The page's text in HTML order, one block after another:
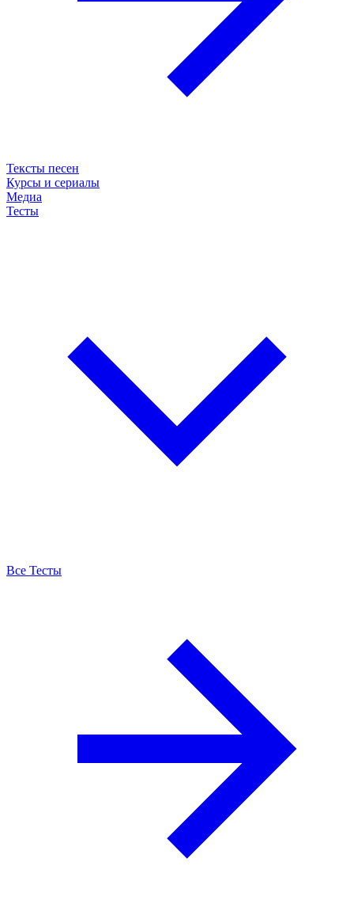
Тексты песен
Курсы и сериалы
Медиа
Тесты
Все Тесты